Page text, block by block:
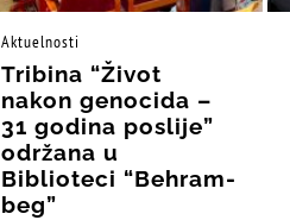
Aktuelnosti
Tribina “Život
nakon genocida –
31 godina poslije”
održana u
Biblioteci “Behram-
beg”